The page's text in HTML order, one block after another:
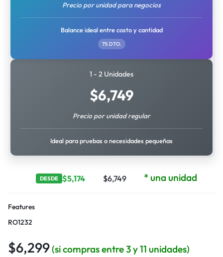
Precio por unidad para negocios
Balance ideal entre costo y cantidad
7% DTO.
1 - 2 Unidades
$6,749
Precio por unidad regular
Ideal para pruebas o necesidades pequeñas
DESDE $5,174 $6,749 * una unidad
Features
RO1232
$6,299(si compras entre 3 y 11 unidades)